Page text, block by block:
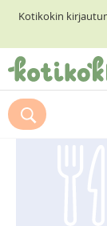
Kotikokin
ETUSIVU
RESEPTIHAKU